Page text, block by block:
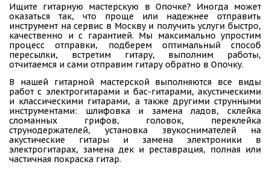
Ищите гитарную мастерскую в Опочке? Иногда может
оказаться так, что проще или надежнее отправить
инструмент на сервис в Москву и получить услуги быстро,
качественно и с гарантией. Мы максимально упростим
процесс отправки, подберем оптимальный способ
пересылки, встретим гитару, выполним работы,
отчитаемся и сами отправим гитару обратно в Опочку.
В нашей гитарной мастерской выполняются все виды
работ с электрогитарами и бас-гитарами, акустическими
и классическими гитарами, а также другими струнными
инструментами: шлифовка и замена ладов, склейка
сломанных грифов, головок, переклейка
струнодержателей, установка звукоснимателей на
акустические гитары и замена электроники в
электрогитарах, замена дек и реставрация, полная или
частичная покраска гитар.